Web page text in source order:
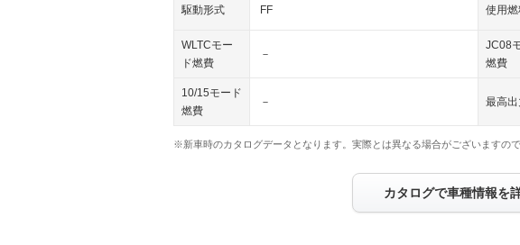
駆動形式 FF 使用
WLTCモー
ド燃費
－
JC08
燃費
10/15モード
燃費
－ 最高出
※新車時のカタログデータとなります。実際とは異なる場合がございますの
カタログで車種情報を